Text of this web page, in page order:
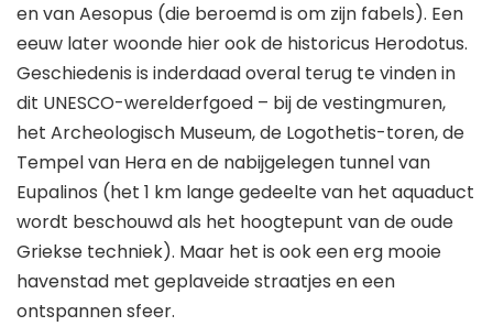
en van Aesopus (die beroemd is om zijn fabels). Een
eeuw later woonde hier ook de historicus Herodotus.
Geschiedenis is inderdaad overal terug te vinden in
dit UNESCO-werelderfgoed – bij de vestingmuren,
het Archeologisch Museum, de Logothetis-toren, de
Tempel van Hera en de nabijgelegen tunnel van
Eupalinos (het 1 km lange gedeelte van het aquaduct
wordt beschouwd als het hoogtepunt van de oude
Griekse techniek). Maar het is ook een erg mooie
havenstad met geplaveide straatjes en een
ontspannen sfeer.